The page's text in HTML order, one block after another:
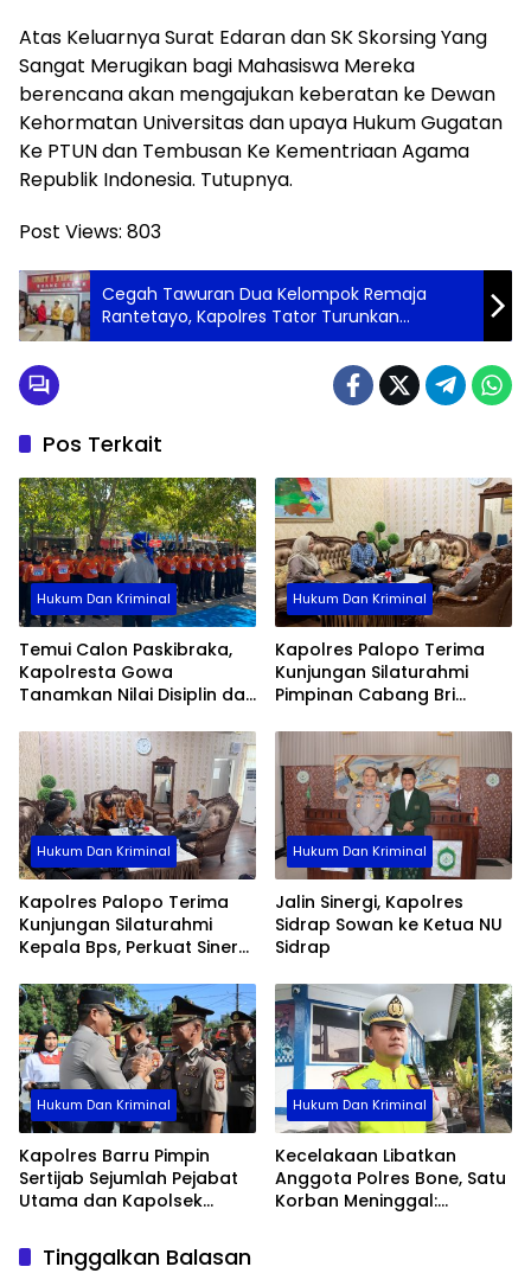
Atas Keluarnya Surat Edaran dan SK Skorsing Yang
Sangat Merugikan bagi Mahasiswa Mereka
berencana akan mengajukan keberatan ke Dewan
Kehormatan Universitas dan upaya Hukum Gugatan
Ke PTUN dan Tembusan Ke Kementriaan Agama
Republik Indonesia. Tutupnya.
Post Views: 803
Cegah Tawuran Dua Kelompok Remaja
Rantetayo, Kapolres Tator Turunkan
Personilnya
Pos Terkait
Hukum Dan Kriminal
Temui Calon Paskibraka,
Kapolresta Gowa
Tanamkan Nilai Disiplin dan
Hukum Dan Kriminal
Kapolres Palopo Terima
Kunjungan Silaturahmi
Pimpinan Cabang Bri
Hukum Dan Kriminal
Kapolres Palopo Terima
Kunjungan Silaturahmi
Kepala Bps, Perkuat Sinergi
Hukum Dan Kriminal
Jalin Sinergi, Kapolres
Sidrap Sowan ke Ketua NU
Sidrap
Hukum Dan Kriminal
Kapolres Barru Pimpin
Sertijab Sejumlah Pejabat
Utama dan Kapolsek
Organisasi
Hukum Dan Kriminal
Kecelakaan Libatkan
Anggota Polres Bone, Satu
Korban Meninggal:
Tinggalkan Balasan